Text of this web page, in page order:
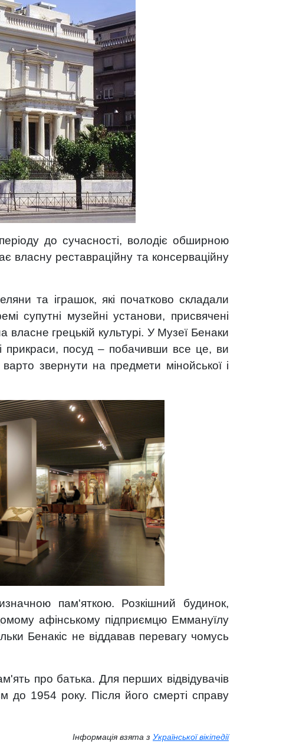
до сучасності, володіє обширною
власну реставраційну та консерваційну
та іграшок, які початково складали
супутні музейні установи, присвячені
грецькій культурі. У Музеї Бенаки
прикраси, посуд – побачивши все це, ви
звернути на предмети мінойської і
пам'яткою. Розкішний будинок,
афінському підприємцю Еммануїлу
Бенакіс не віддавав перевагу чомусь
про батька. Для перших відвідувачів
до 1954 року. Після його смерті справу
Інформація взята з Української вікіпедії